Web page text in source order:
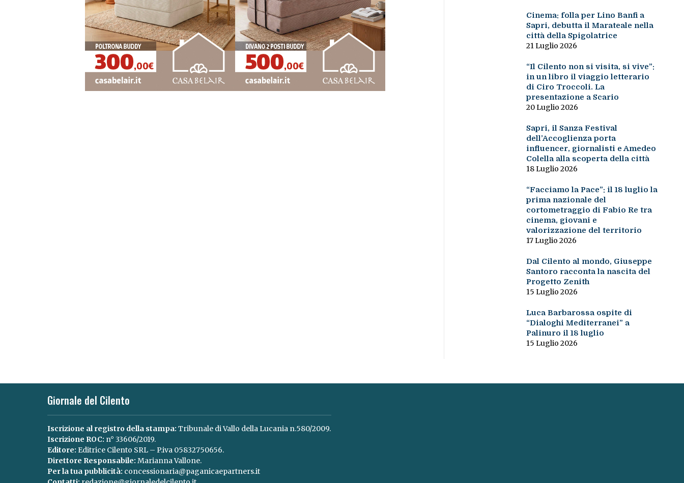
Cinema: folla per Lino Banfi a
Sapri, debutta il Marateale nella
città della Spigolatrice
21 Luglio 2026
“Il Cilento non si visita, si vive”:
in un libro il viaggio letterario
di Ciro Troccoli. La
presentazione a Scario
20 Luglio 2026
Sapri, il Sanza Festival
dell’Accoglienza porta
influencer, giornalisti e Amedeo
Colella alla scoperta della città
18 Luglio 2026
“Facciamo la Pace”: il 18 luglio la
prima nazionale del
cortometraggio di Fabio Re tra
cinema, giovani e
valorizzazione del territorio
17 Luglio 2026
Dal Cilento al mondo, Giuseppe
Santoro racconta la nascita del
Progetto Zenith
15 Luglio 2026
Luca Barbarossa ospite di
“Dialoghi Mediterranei” a
Palinuro il 18 luglio
15 Luglio 2026
Giornale del Cilento
Iscrizione al registro della stampa: Tribunale di Vallo della Lucania n.580/2009.
Iscrizione ROC: n° 33606/2019.
Editore: Editrice Cilento SRL – P.iva 05832750656.
Direttore Responsabile: Marianna Vallone.
Per la tua pubblicità: concessionaria@paganicaepartners.it